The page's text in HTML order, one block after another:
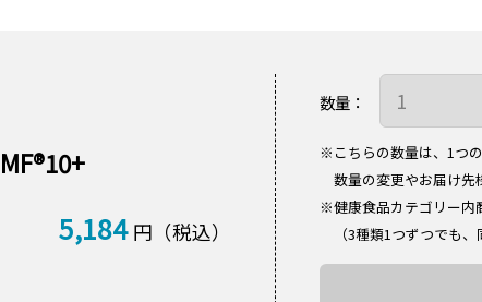
5,184 円（税込）
数量：
※こちらの数量は、1つ
数量の変更やお届け先
※健康食品カテゴリー内
（3種類1つずつでも